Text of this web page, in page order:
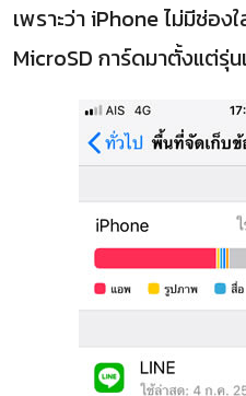
เพราะว่า iPhone ไม่มีช่อ
MicroSD การ์ดมาตั้งแต่รุ่